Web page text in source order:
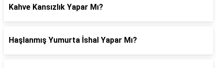
Kahve Kansızlık Yapar Mı?
Haşlanmış Yumurta İshal Yapar Mı?